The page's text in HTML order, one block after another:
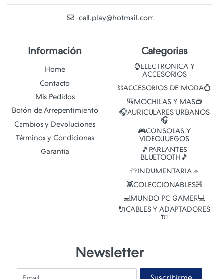
cell.play@hotmail.com
Información
Home
Contacto
Mis Pedidos
Botón de Arrepentimiento
Cambios y Devoluciones
Términos y Condiciones
Garantía
Categorias
⌚ELECTRONICA Y
ACCESORIOS
⛓️ACCESORIOS DE MODA💍
🎒MOCHILAS Y MAS👝
🎧AURICULARES URBANOS
🎧
🎮CONSOLAS Y
VIDEOJUEGOS
🎵PARLANTES
BLUETOOTH🎵
👕INDUMENTARIA🧢
👾COLECCIONABLES🧸
💻MUNDO PC GAMER💻
🔌CABLES Y ADAPTADORES
🔌
Newsletter
Email Suscribirme